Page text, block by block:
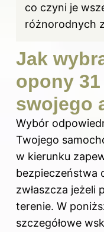
co czyni je
różnorodnych
Jak
opony 31
swojego
Wybór
Twojego
w kierunku
bezpieczeństwa
zwłaszcza jeżeli
terenie. W
szczegółowe